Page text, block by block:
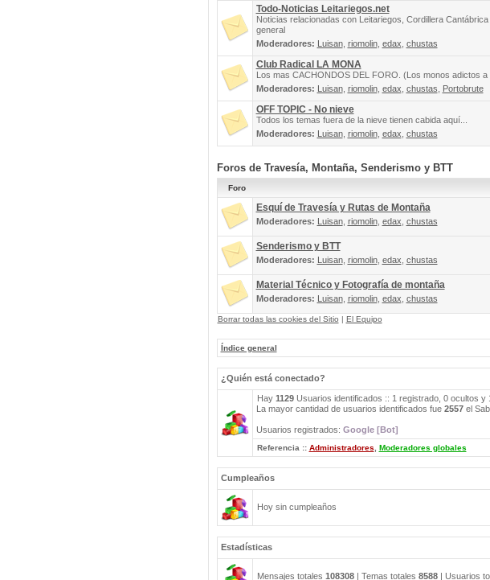
Todo-Noticias Leitariegos.net
Noticias relacionadas con Leitariegos, Cordillera
general
Moderadores: Luisan, riomolin, edax chustas
Club Radical LA MONA
Los mas CACHONDOS DEL FORO. (Los monos adictos a
Moderadores: Luisan, riomolin, edax chustas Portobrute
OFF TOPIC - No nieve
Todos los temas fuera de la nieve tienen cabida aquí...
Moderadores: Luisan, riomolin, edax chustas
Foros de Travesía, Montaña, Senderismo y BTT
Foro
Esquí de Travesía y Rutas de Montaña
Moderadores: Luisan, riomolin, edax chustas
Senderismo y BTT
Moderadores: Luisan, riomolin, edax chustas
Material Técnico y Fotografía de montaña
Moderadores: Luisan, riomolin, edax chustas
Borrar todas las cookies del Sitio | El Equipo
Índice general
¿Quién está conectado?
Hay 1129Usuarios identificados :: 1 registrado, 0 ocultos y
La mayor cantidad de usuarios identificados fue 2557el Sab
Usuarios registrados: Google [Bot]
Referencia :: Administradores Moderadores globales
Cumpleaños
Hoy sin cumpleaños
Estadísticas
Mensajes totales 108308| Temas totales 8588| Usuarios